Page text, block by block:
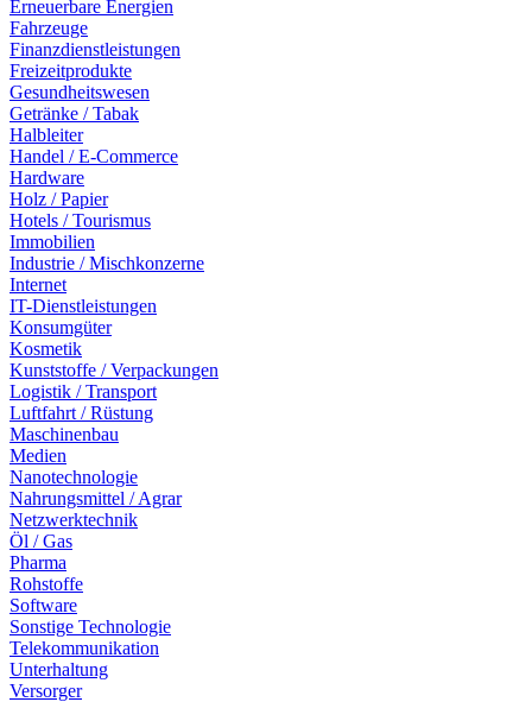
Erneuerbare Energien
Fahrzeuge
Finanzdienstleistungen
Freizeitprodukte
Gesundheitswesen
Getränke / Tabak
Halbleiter
Handel / E-Commerce
Hardware
Holz / Papier
Hotels / Tourismus
Immobilien
Industrie / Mischkonzerne
Internet
IT-Dienstleistungen
Konsumgüter
Kosmetik
Kunststoffe / Verpackungen
Logistik / Transport
Luftfahrt / Rüstung
Maschinenbau
Medien
Nanotechnologie
Nahrungsmittel / Agrar
Netzwerktechnik
Öl / Gas
Pharma
Rohstoffe
Software
Sonstige Technologie
Telekommunikation
Unterhaltung
Versorger